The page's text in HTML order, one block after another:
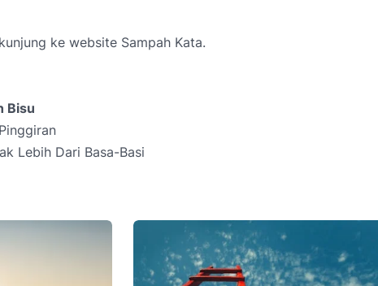
ke website Sampah Kata.
Bisu
Lebih Dari Basa-Basi